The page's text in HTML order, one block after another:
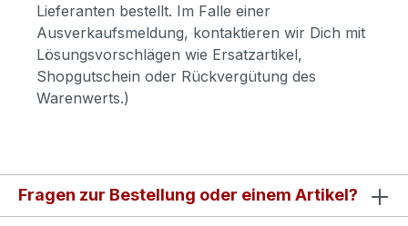
Lieferanten bestellt. Im Falle einer
Ausverkaufsmeldung, kontaktieren wir Dich mit
Lösungsvorschlägen wie Ersatzartikel,
Shopgutschein oder Rückvergütung des
Warenwerts.)
Fragen zur Bestellung oder einem Artikel?